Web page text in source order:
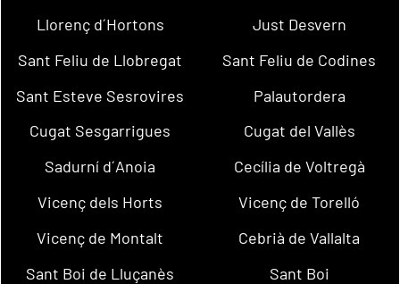
Llorenç d´Hortons
Just Desvern
Sant Feliu de Llobregat
Sant Feliu de Codines
Sant Esteve Sesrovires
Palautordera
Cugat Sesgarrigues
Cugat del Vallès
Sadurní d´Anoia
Cecília de Voltregà
Vicenç dels Horts
Vicenç de Torelló
Vicenç de Montalt
Cebrià de Vallalta
Sant Boi de Lluçanès
Sant Boi